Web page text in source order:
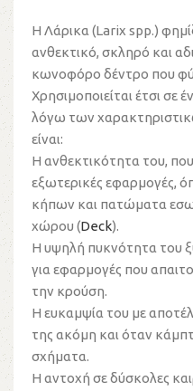
Η Λάρικα (Larix spp.)
ανθεκτικό, σκληρό και
κωνοφόρο δέντρο που
Χρησιμοποιείται έτσι
λόγω των
είναι:
Η ανθεκτικότητα του,
εξωτερικές εφαρμογές,
κήπων και πατώματα
χώρου (Deck).
Η υψηλή πυκνότητα του
για εφαρμογές που
την κρούση.
Η ευκαμψία του με
της ακόμη και όταν
σχήματα.
Η αντοχή σε δύσκολες